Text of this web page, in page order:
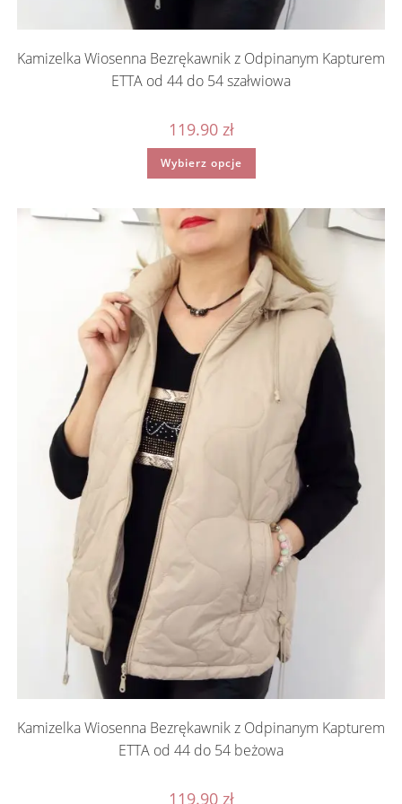
Kamizelka Wiosenna Bezrękawnik z Odpinanym Kapturem
ETTA od 44 do 54 szałwiowa
119.90 zł
Wybierz opcje
Ten
ma
Opcje
można
wybrać
na
stronie
produktu
Kamizelka Wiosenna Bezrękawnik z Odpinanym Kapturem
ETTA od 44 do 54 beżowa
119.90 zł